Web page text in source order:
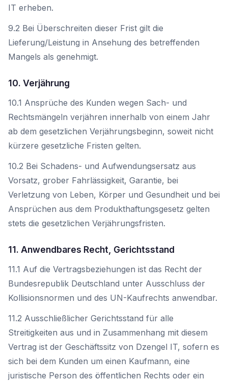
IT erheben.
9.2 Bei Überschreiten dieser Frist gilt die
Lieferung/Leistung in Ansehung des betreffenden
Mangels als genehmigt.
10. Verjährung
10.1 Ansprüche des Kunden wegen Sach- und
Rechtsmängeln verjähren innerhalb von einem Jahr
ab dem gesetzlichen Verjährungsbeginn, soweit nicht
kürzere gesetzliche Fristen gelten.
10.2 Bei Schadens- und Aufwendungsersatz aus
Vorsatz, grober Fahrlässigkeit, Garantie, bei
Verletzung von Leben, Körper und Gesundheit und bei
Ansprüchen aus dem Produkthaftungsgesetz gelten
stets die gesetzlichen Verjährungsfristen.
11. Anwendbares Recht, Gerichtsstand
11.1 Auf die Vertragsbeziehungen ist das Recht der
Bundesrepublik Deutschland unter Ausschluss der
Kollisionsnormen und des UN-Kaufrechts anwendbar.
11.2 Ausschließlicher Gerichtsstand für alle
Streitigkeiten aus und in Zusammenhang mit diesem
Vertrag ist der Geschäftssitz von Dzengel IT, sofern es
sich bei dem Kunden um einen Kaufmann, eine
juristische Person des öffentlichen Rechts oder ein